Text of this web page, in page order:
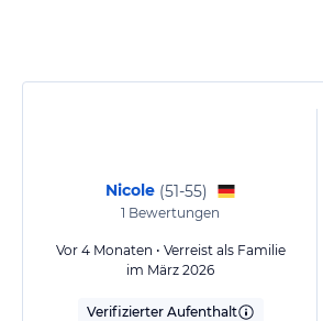
Nicole (51-55)
1 Bewertungen
Vor 4 Monaten • Verreist als Familie
im März 2026
Verifizierter Aufenthalt